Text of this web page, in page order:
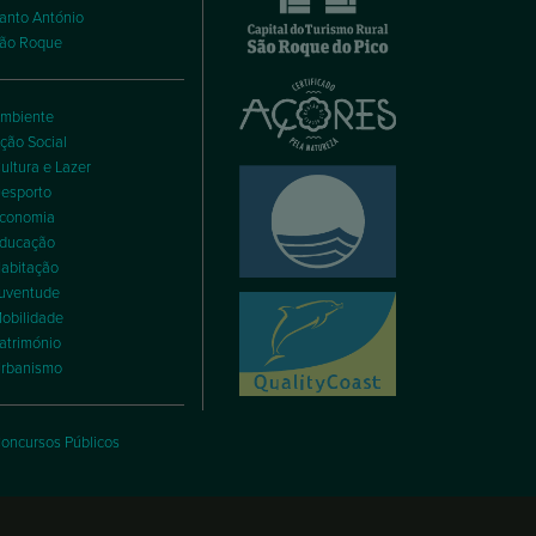
António
Roque
Social
e Lazer
Públicos